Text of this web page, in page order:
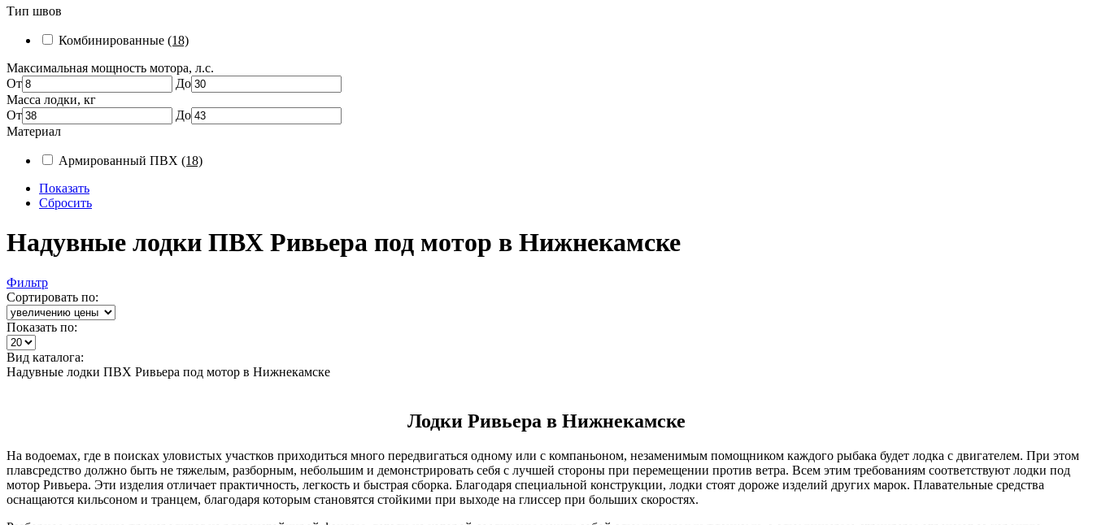
Тип швов
Комбинированные (18)
Максимальная мощность мотора, л.с.
От
До
Масса лодки, кг
От
До
Материал
Армированный ПВХ (18)
Показать
Сбросить
Надувные лодки ПВХ Ривьера под мотор в Нижнекамске
Фильтр
Сортировать по:
Показать по:
Вид каталога:
Надувные лодки ПВХ Ривьера под мотор в Нижнекамске
Лодки Ривьера в Нижнекамске
На водоемах, где в поисках уловистых участков приходиться много передвигаться одному или с компаньоном, незаменимым помощником каждого рыбака будет лодка с двигателем. При этом
плавсредство должно быть не тяжелым, разборным, небольшим и демонстрировать себя с лучшей стороны при перемещении против ветра. Всем этим требованиям соответствуют лодки под
мотор Ривьера. Эти изделия отличает практичность, легкость и быстрая сборка. Благодаря специальной конструкции, лодки стоят дороже изделий других марок. Плавательные средства
оснащаются кильсоном и транцем, благодаря которым становятся стойкими при выходе на глиссер при больших скоростях.